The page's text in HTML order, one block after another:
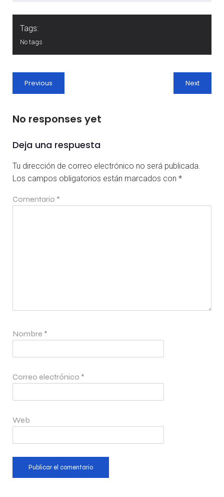
Tags:
No tags
Previous Next
No responses yet
Deja una respuesta
Tu dirección de correo electrónico no será publicada.
Los campos obligatorios están marcados con *
Comentario *
Nombre *
Correo electrónico *
Web